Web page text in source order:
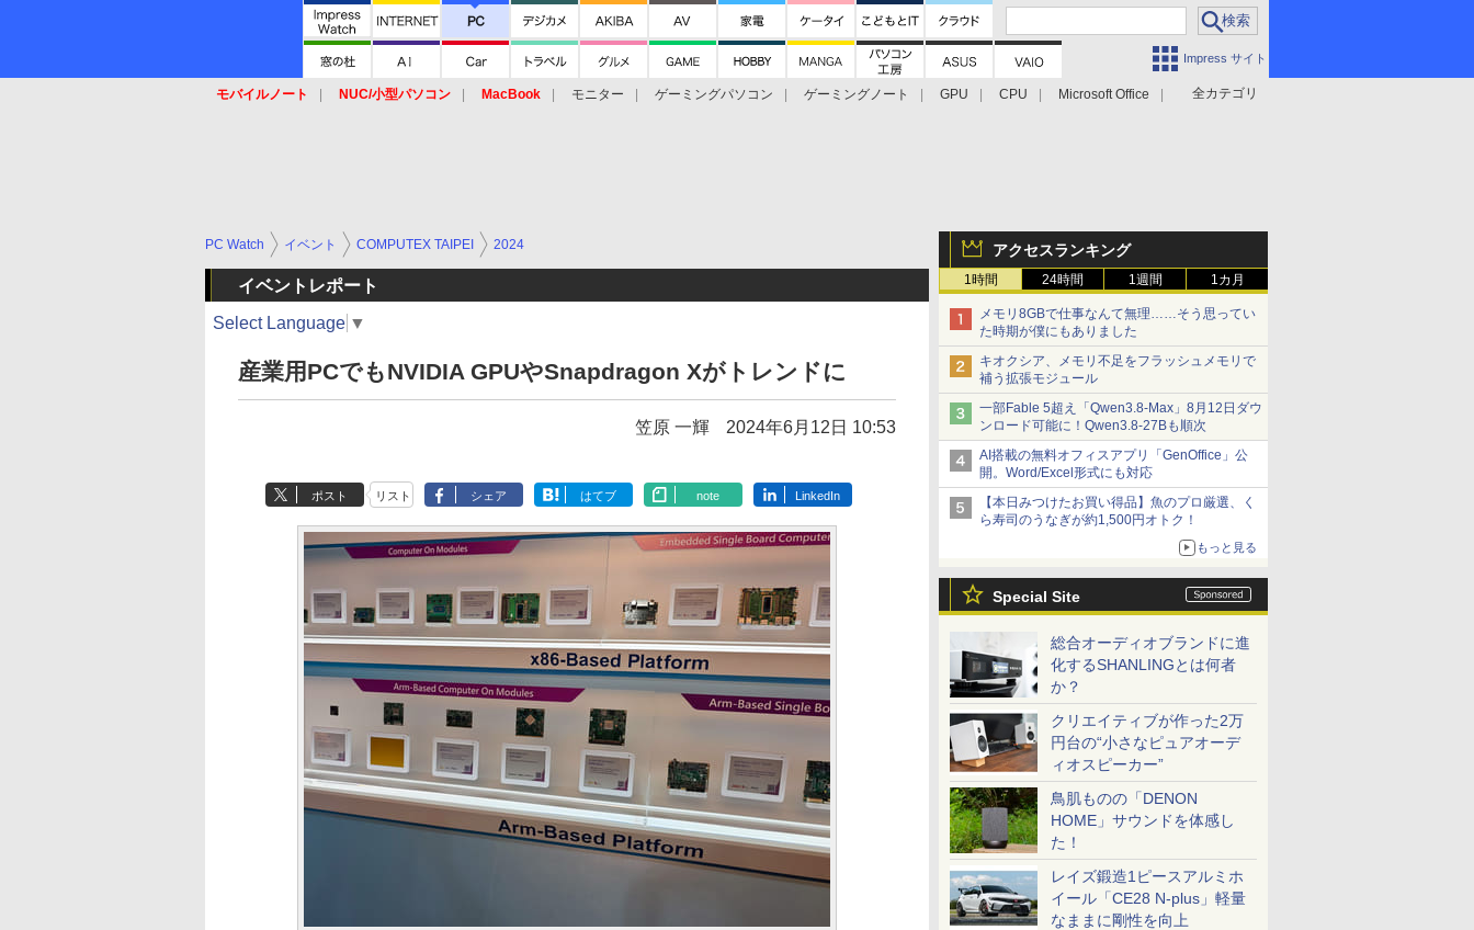
Impress サイト
全カテゴリ
モバイルノート NUC/小型パソコン MacBook モニター ゲーミングパソコン ゲーミングノート GPU CPU
Microsoft Office
アクセスランキング
1時間 24時間 1週間 1カ月
メモリ8GBで仕事なんて無理……そう思ってい
た時期が僕にもありました
キオクシア、メモリ不足をフラッシュメモリで
補う拡張モジュール
一部Fable 5超え「Qwen3.8-Max」8月12日ダウ
ンロード可能に！Qwen3.8-27Bも順次
AI搭載の無料オフィスアプリ「GenOffice」公
開。Word/Excel形式にも対応
【本日みつけたお買い得品】魚のプロ厳選、く
ら寿司のうなぎが約1,500円オトク！
もっと見る
Special Site
総合オーディオブランドに進
化するSHANLINGとは何者
か？
クリエイティブが作った2万
円台の“小さなピュアオーデ
ィオスピーカー”
鳥肌ものの「DENON
HOME」サウンドを体感し
た！
レイズ鍛造1ピースアルミホ
イール「CE28 N-plus」軽量
なままに剛性を向上
PC Watch イベント COMPUTEX TAIPEI 2024
イベントレポート
Select Language ▼
産業用PCでもNVIDIA GPUやSnapdragon Xがトレンドに
笠原 一輝 2024年6月12日 10:53
ポスト リスト シェア はてブ note LinkedIn